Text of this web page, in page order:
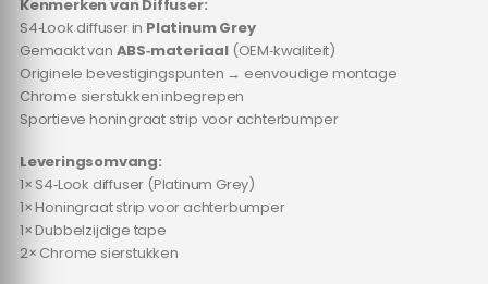
Kenmerken van Diffuser:
S4‑Look diffuser in Platinum Grey
Gemaakt van ABS‑materiaal (OEM‑kwaliteit)
Originele bevestigingspunten → eenvoudige montage
Chrome sierstukken inbegrepen
Sportieve honingraat strip voor achterbumper
Leveringsomvang:
1× S4‑Look diffuser (Platinum Grey)
1× Honingraat strip voor achterbumper
1× Dubbelzijdige tape
2× Chrome sierstukken